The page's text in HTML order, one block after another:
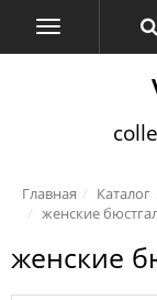
Главная Каталог
женские
женские